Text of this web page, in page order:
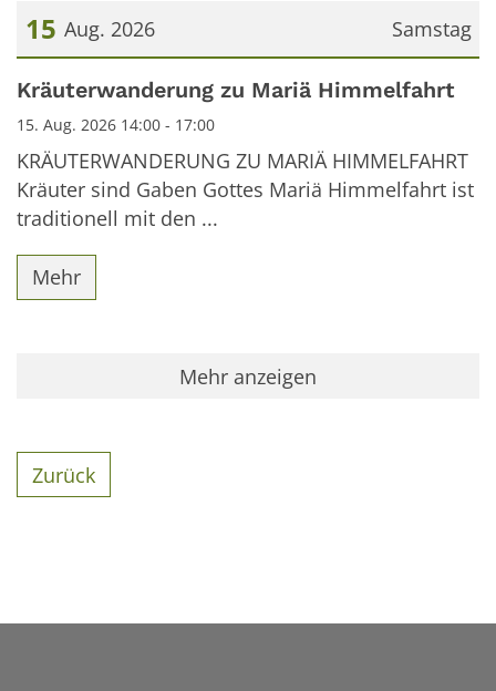
Samstag
15 Aug. 2026
Datum: 15. August 2026
Kräuterwanderung zu Mariä Himmelfahrt
15. Aug. 2026 14:00 - 17:00
KRÄUTERWANDERUNG ZU MARIÄ HIMMELFAHRT
Kräuter sind Gaben Gottes Mariä Himmelfahrt ist
traditionell mit den ...
Mehr
Mehr anzeigen
Zurück